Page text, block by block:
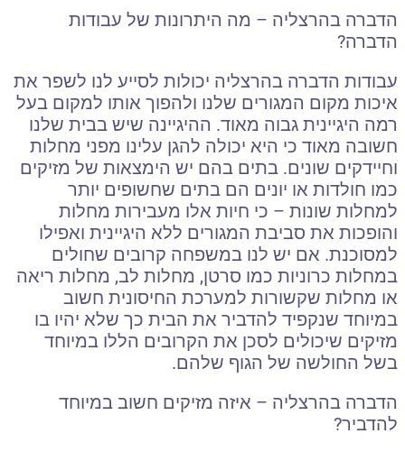
הדברה בהרצליה – מה היתרונות של עבודות
הדברה?
עבודות הדברה בהרצליה יכולות לסייע לנו לשפר את
איכות מקום המגורים שלנו ולהפוך אותו למקום בעל
רמה היגיינית גבוה מאוד. ההיגיינה שיש בבית שלנו
חשובה מאוד כי היא יכולה להגן עלינו מפני מחלות
וחיידקים שונים. בתים בהם יש הימצאות של מזיקים
כמו חולדות או יונים הם בתים שחשופים יותר
למחלות שונות – כי חיות אלו מעבירות מחלות
והופכות את סביבת המגורים ללא היגיינית ואפילו
למסוכנת. אם יש לנו במשפחה קרובים שחולים
במחלות כרוניות כמו סרטן, מחלות לב, מחלות ריאה
או מחלות שקשורות למערכת החיסונית חשוב
במיוחד שנקפיד להדביר את הבית כך שלא יהיו בו
מזיקים שיכולים לסכן את הקרובים הללו במיוחד
בשל החולשה של הגוף שלהם.
הדברה בהרצליה – איזה מזיקים חשוב במיוחד
להדביר?